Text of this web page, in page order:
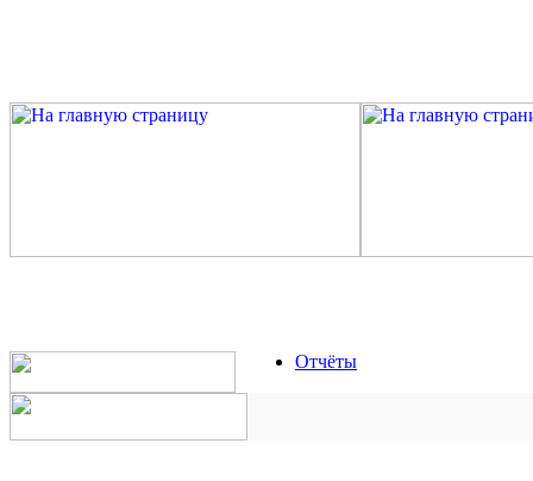
Отчёты